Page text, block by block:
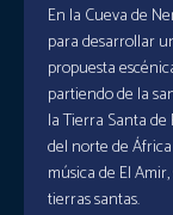
En la Cueva de
para desarrollar
propuesta
partiendo de la
la Tierra Santa
del norte de
música de El
tierras santas.